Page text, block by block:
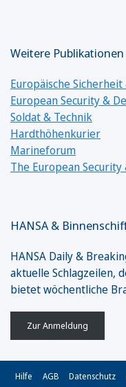
Weitere
Europäische
European Security &
Soldat & Technik
Hardthöhenkurier
Marineforum
The European
HANSA &
HANSA Daily &
aktuelle Schlagzeilen,
bietet wöchentliche
Zur Anmeldung
Hilfe AGB Datenschutz